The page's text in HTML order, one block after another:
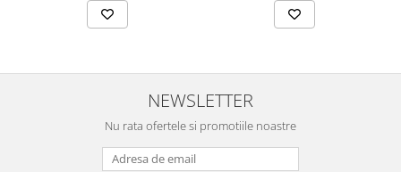
NEWSLETTER
Nu rata ofertele si promotiile noastre